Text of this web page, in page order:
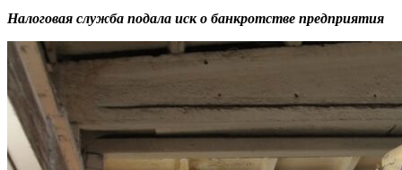
Налоговая служба подала иск о банкротстве предприятия